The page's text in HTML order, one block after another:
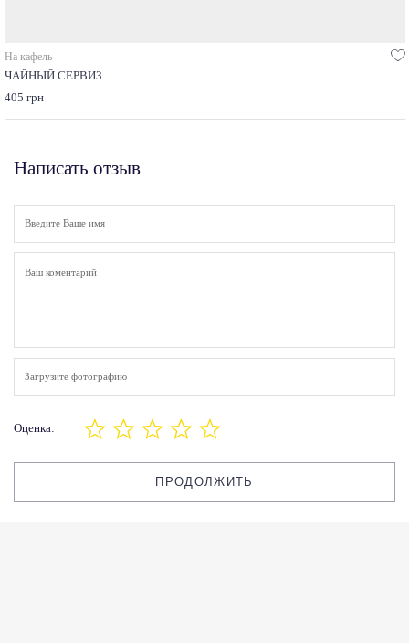
На кафель
ЧАЙНЫЙ СЕРВИЗ
405 грн
Написать отзыв
Загрузите фотографию
Оценка:
ПРОДОЛЖИТЬ